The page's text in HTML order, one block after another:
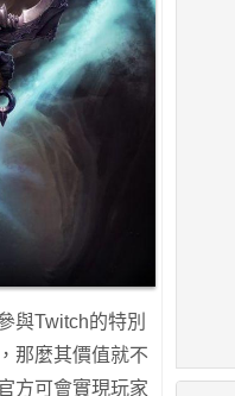
與Twitch的特別
那麼其價值就不
方可會實現玩家